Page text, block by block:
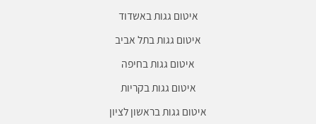
איטום גגות באשדוד
איטום גגות בתל אביב
איטום גגות בחיפה
איטום גגות בקריות
איטום גגות בראשון לציון